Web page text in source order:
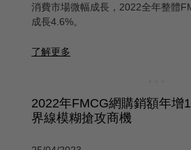
消費市場微幅成長，2022全年整體
成長4.6%。
了解更多
2022年FMCG網購銷額年增
界線模糊搶攻商機